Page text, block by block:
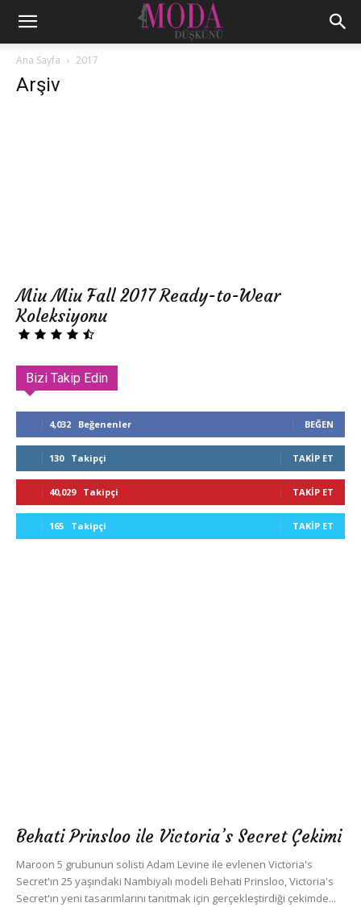
Ana Sayfa 2017
Arşiv
Miu Miu Fall 2017 Ready-to-Wear
Koleksiyonu
Bizi Takip Edin
4,032 Beğenenler BEĞEN
130 Takipçi TAKIP ET
40,029 Takipçi TAKIP ET
165 Takipçi TAKIP ET
Behati Prinsloo ile Victoria’s Secret Çekimi
Maroon 5 grubunun solisti Adam Levine ile evlenen Victoria's
Secret'ın 25 yaşındaki Nambiyalı modeli Behati Prinsloo, Victoria's
Secret'ın yeni tasarımlarını tanıtmak için gerçekleştirdiği çekimde...